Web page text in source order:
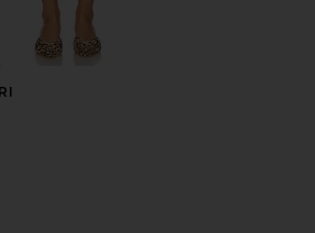
ZAPATILLA DEPORTIVA GEL-1130